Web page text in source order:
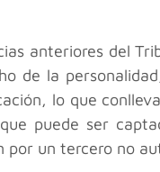
anteriores del
de la
lo que
puede ser
por un tercero no